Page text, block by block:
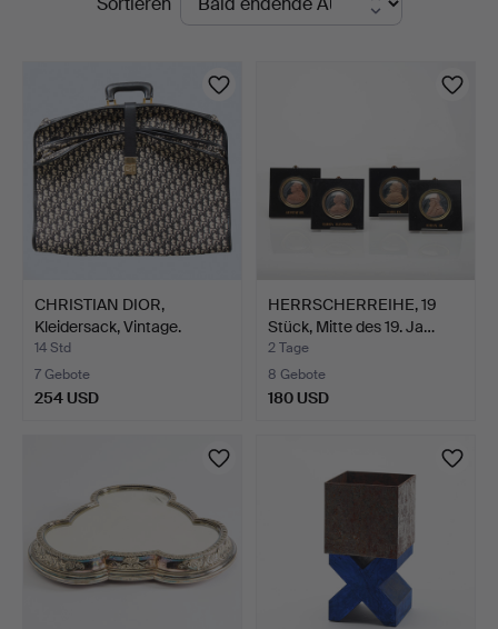
CHRISTIAN DIOR,
Kleidersack, Vintage.
14 Std
7 Gebote
254 USD
HERRSCHERREIHE, 19
Stück, Mitte des 19. Ja…
2 Tage
8 Gebote
180 USD